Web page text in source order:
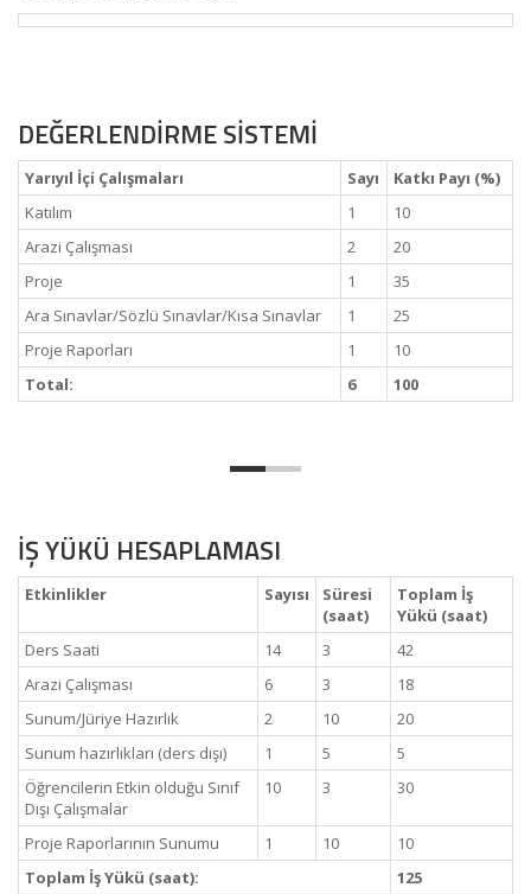
DEĞERLENDİRME SİSTEMİ
Yarıyıl İçi Çalışmaları Sayı
Katkı Payı (%)
Katılım
1
10
Arazi Çalışması
2
20
Proje
1
35
Ara Sınavlar/Sözlü Sınavlar/Kısa Sınavlar
1
25
Proje Raporları
1
10
Total:
6 100
İŞ YÜKÜ HESAPLAMASI
Etkinlikler Sayısı
Süresi
(saat)
Toplam İş
Yükü (saat)
Ders Saati
14 3
42
Arazi Çalışması
6 3
18
Sunum/Jüriye Hazırlık
2 10
20
Sunum hazırlıkları (ders dışı)
1 5
5
Öğrencilerin Etkin olduğu Sınıf
Dışı Çalışmalar
10 3 30
Proje Raporlarının Sunumu 1 10
10
Toplam İş Yükü (saat):
125